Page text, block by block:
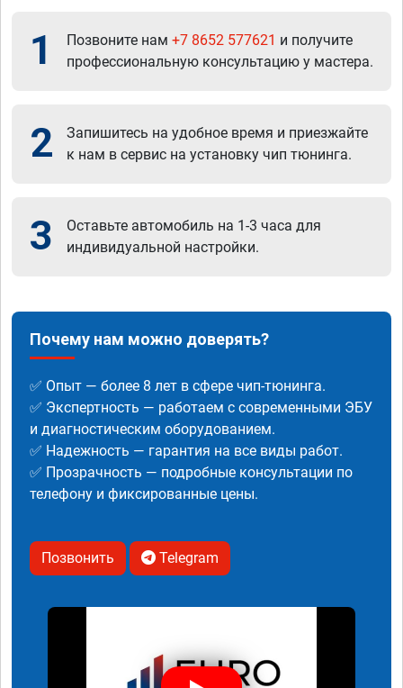
1 Позвоните нам +7 8652 577621 и получите
профессиональную консультацию у мастера.
2
Запишитесь на удобное время и приезжайте
к нам в сервис на установку чип тюнинга.
3
Оставьте автомобиль на 1-3 часа для
индивидуальной настройки.
Почему нам можно доверять?
✅ Опыт — более 8 лет в сфере чип-тюнинга.
✅ Экспертность — работаем с современными ЭБУ
и диагностическим оборудованием.
✅ Надежность — гарантия на все виды работ.
✅ Прозрачность — подробные консультации по
телефону и фиксированные цены.
Позвонить Telegram